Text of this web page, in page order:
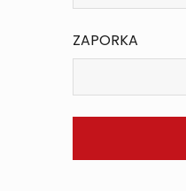
ZAPORKA